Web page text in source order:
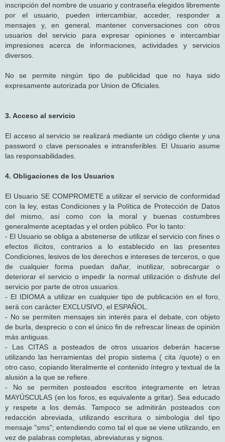
inscripción del nombre de usuario y contraseña elegidos libremente
por el usuario, pueden intercambiar, acceder, responder a
mensajes y, en general, mantener conversaciones con otros
usuarios del servicio para expresar opiniones e intercambiar
impresiones acerca de informaciones, actividades y servicios
diversos.
No se permite ningún tipo de publicidad que no haya sido
expresamente autorizada por Union de Oficiales.
3. Acceso al servicio
El acceso al servicio se realizará mediante un código cliente y una
password o clave personales e intransferibles. El Usuario asume
las responsabilidades.
4. Obligaciones de los Usuarios
El Usuario SE COMPROMETE a utilizar el servicio de conformidad
con la ley, estas Condiciones y la Política de Protección de Datos
del mismo, así como con la moral y buenas costumbres
generalmente aceptadas y el orden público. Por lo tanto:
- El Usuario se obliga a abstenerse de utilizar el servicio con fines o
efectos ilícitos, contrarios a lo establecido en las presentes
Condiciones, lesivos de los derechos e intereses de terceros, o que
de cualquier forma puedan dañar, inutilizar, sobrecargar o
deteriorar el servicio o impedir la normal utilización o disfrute del
servicio por parte de otros usuarios.
- El IDIOMA a utilizar en cualquier tipo de publicación en el foro,
será con carácter EXCLUSIVO, el ESPAÑOL.
- No se permiten mensajes sin interés para el debate, con objeto
de burla, desprecio o con el único fin de refrescar líneas de opinión
más antiguas.
- Las CITAS a posteados de otros usuarios deberán hacerse
utilizando las herramientas del propio sistema ( cita /quote) o en
otro caso, copiando literalmente el contenido íntegro y textual de la
alusión a la que se refiere.
- No se permiten posteados escritos integramente en letras
MAYÚSCULAS (en los foros, es equivalente a gritar). Sea educado
y respete a los demás. Tampoco se admitirán posteados con
redacción abreviada, utilizando escritura o simbologia del tipo
mensaje "sms"; entendiendo como tal el que se viene utilizando, en
vez de palabras completas, abreviaturas y signos.